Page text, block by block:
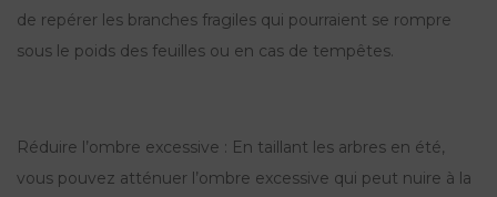
de repérer les branches fragiles qui pourraient se rompre
sous le poids des feuilles ou en cas de tempêtes.
Réduire l’ombre excessive : En taillant les arbres en été,
vous pouvez atténuer l’ombre excessive qui peut nuire à la